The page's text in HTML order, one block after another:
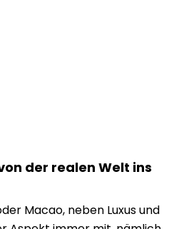
der realen Welt ins
Macao, neben Luxus und